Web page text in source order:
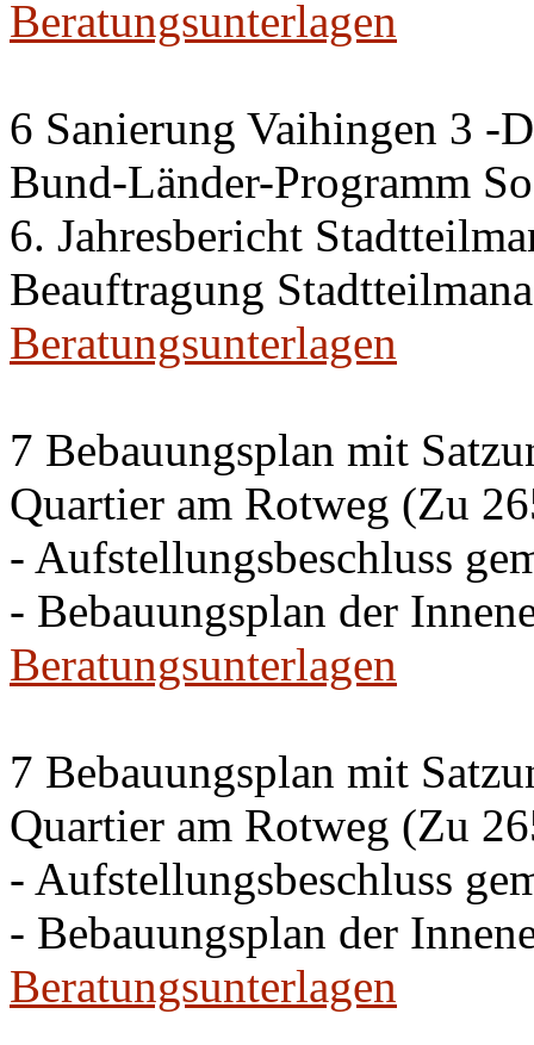
Beratungsunterlagen
6 Sanierung Vaihingen 3 -
Bund-Länder-Programm
6. Jahresbericht
Beauftragung
Beratungsunterlagen
7 Bebauungsplan mit
Quartier am Rotweg (Zu
- Aufstellungsbeschluss
- Bebauungsplan der
Beratungsunterlagen
7 Bebauungsplan mit
Quartier am Rotweg (Zu
- Aufstellungsbeschluss
- Bebauungsplan der
Beratungsunterlagen